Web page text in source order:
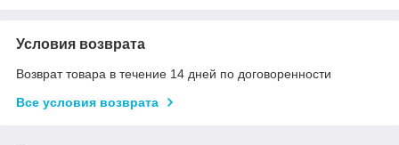
Условия возврата
Возврат товара в течение 14 дней по договоренности
Все условия возврата